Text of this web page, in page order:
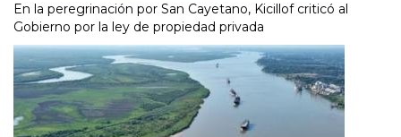
En la peregrinación por San Cayetano, Kicillof criticó al
Gobierno por la ley de propiedad privada